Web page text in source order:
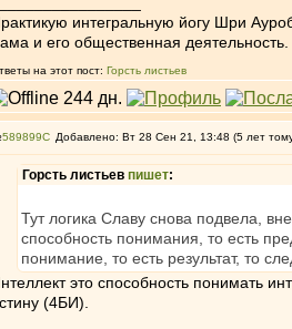
интегральную йогу Шри
и его общественная деятельность.
на этот пост: Горсть листьев
589899 Добавлено: Вт 28 Сен 21, 13:48 (5 лет
Горсть листьев пишет:
Тут логика Славу снова подвела,
способность понимания, то есть
понимание, то есть результат, то
это способность понимать
(4БИ).